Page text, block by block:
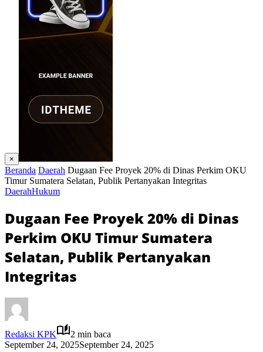
×
Beranda Daerah Dugaan Fee Proyek 20% di Dinas Perkim OKU
Timur Sumatera Selatan, Publik Pertanyakan Integritas
DaerahHukum
Dugaan Fee Proyek 20% di Dinas
Perkim OKU Timur Sumatera
Selatan, Publik Pertanyakan
Integritas
Redaksi KPK
2 min baca
September 24, 2025September 24, 2025